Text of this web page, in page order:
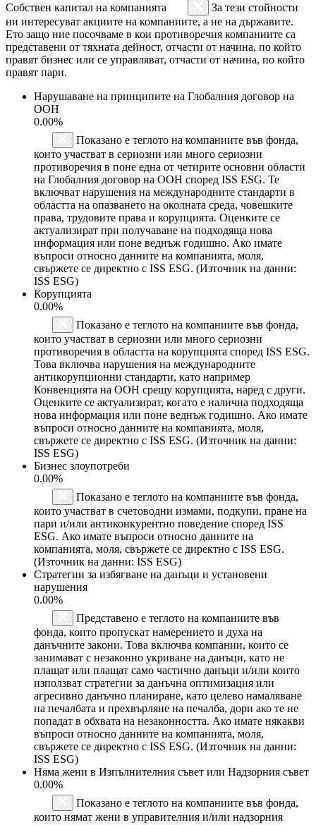
Собствен капитал на компанията
За тези стойности
ни интересуват акциите на компаниите, а не на държавите.
Ето защо ние посочваме в кои противоречия компаниите са
представени от тяхната дейност, отчасти от начина, по който
правят бизнес или се управляват, отчасти от начина, по който
правят пари.
Нарушаване на принципите на Глобалния договор на
ООН
0.00%
Показано е теглото на компаниите във фонда,
които участват в сериозни или много сериозни
противоречия в поне една от четирите основни области
на Глобалния договор на ООН според ISS ESG. Те
включват нарушения на международните стандарти в
областта на опазването на околната среда, човешките
права, трудовите права и корупцията. Оценките се
актуализират при получаване на подходяща нова
информация или поне веднъж годишно. Ако имате
въпроси относно данните на компанията, моля,
свържете се директно с ISS ESG. (Източник на данни:
ISS ESG)
Корупцията
0.00%
Показано е теглото на компаниите във фонда,
които участват в сериозни или много сериозни
противоречия в областта на корупцията според ISS ESG.
Това включва нарушения на международните
антикорупционни стандарти, като например
Конвенцията на ООН срещу корупцията, наред с други.
Оценките се актуализират, когато е налична подходяща
нова информация или поне веднъж годишно. Ако имате
въпроси относно данните на компанията, моля,
свържете се директно с ISS ESG. (Източник на данни:
ISS ESG)
Бизнес злоупотреби
0.00%
Показано е теглото на компаниите във фонда,
които участват в счетоводни измами, подкупи, пране на
пари и/или антиконкурентно поведение според ISS
ESG. Ако имате въпроси относно данните на
компанията, моля, свържете се директно с ISS ESG.
(Източник на данни: ISS ESG)
Стратегии за избягване на данъци и установени
нарушения
0.00%
Представено е теглото на компаниите във
фонда, които пропускат намерението и духа на
данъчните закони. Това включва компании, които се
занимават с незаконно укриване на данъци, като не
плащат или плащат само частично данъци и/или които
използват стратегии за данъчна оптимизация или
агресивно данъчно планиране, като целево намаляване
на печалбата и прехвърляне на печалба, дори ако те не
попадат в обхвата на незаконността. Ако имате някакви
въпроси относно данните на компанията, моля,
свържете се директно с ISS ESG. (Източник на данни:
ISS ESG)
Няма жени в Изпълнителния съвет или Надзорния съвет
0.00%
Показано е теглото на компаниите във фонда,
които нямат жени в управителния и/или надзорния